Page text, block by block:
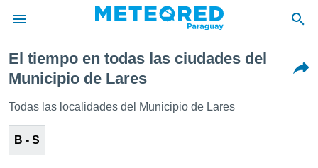
de
ha
por
para
la
El tiempo en todas las ciudades del
Municipio de Lares
Todas las localidades del Municipio de Lares
B - S